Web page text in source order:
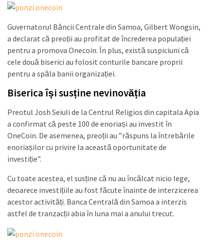
Guvernatorul Băncii Centrale din Samoa, Gilbert Wongsin,
a declarat că preoții au profitat de încrederea populației
pentru a promova Onecoin. În plus, există suspiciuni că
cele două biserici au folosit conturile bancare proprii
pentru a spăla banii organizației.
Biserica își susține nevinovăția
Preotul Josh Seiuli de la Centrul Religios din capitala Apia
a confirmat că peste 100 de enoriași au investit în
OneCoin. De asemenea, preoții au ”răspuns la întrebările
enoriașilor cu privire la această oportunitate de
investiție”.
Cu toate acestea, el susține că nu au încălcat nicio lege,
deoarece investițiile au fost făcute înainte de interzicerea
acestor activități. Banca Centrală din Samoa a interzis
astfel de tranzacții abia în luna mai a anului trecut.